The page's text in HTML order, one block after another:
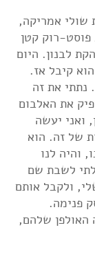
שולי אמריקה,
רוק קטן
לבנון. היום
קיבל אז.
נתתי את זה
את האלבום
ואני יעשה
של זה. הוא
והיה לנו
לשבת שם
ולקבל אותם
פנימה.
האולפן שלהם,